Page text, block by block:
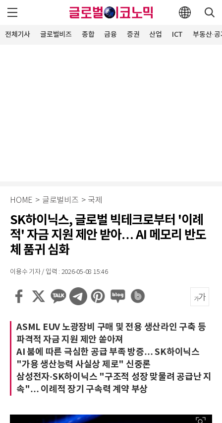
전체기사 글로벌비즈 종합 금융 증권 산업 ICT 부동산·
HOME > 글로벌비즈 > 국제
SK하이닉스, 글로벌 빅테크로부터 '이례
적' 자금 지원 제안 받아… AI 메모리 반도
체 품귀 심화
이용수 기자 / 입력 : 2026-05-08 15:46
ASML EUV 노광장비 구매 및 전용 생산라인 구축 등
파격적 자금 지원 제안 쏟아져
AI 붐에 따른 극심한 공급 부족 방증… SK하이닉스
"가용 생산능력 사실상 제로" 신중론
삼성전자·SK하이닉스 "구조적 성장 맞물려 공급난 지
속"… 이례적 장기 구속력 계약 부상